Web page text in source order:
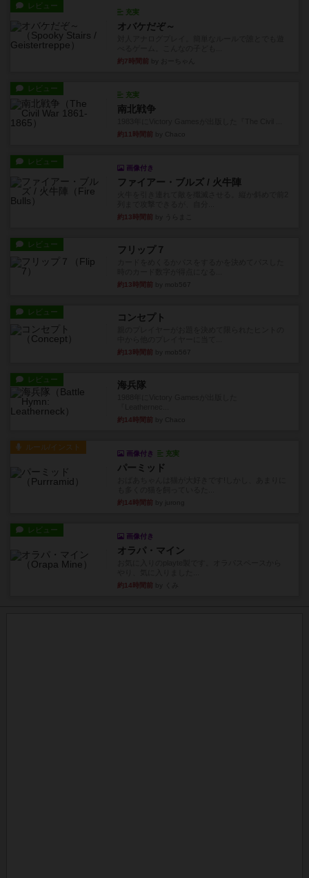
レビュー
充実
オバケだぞ～
約7時間前
レビュー
充実
南北戦争
約11時間前
レビュー
画像付き
ファイアー・ブルズ / 火牛陣
約13時間前
レビュー フリップ７
約13時間前
レビュー コンセプト
約13時間前
レビュー 海兵隊
約14時間前
ルール/インスト
画像付き 充実
パーミッド
約14時間前
レビュー
画像付き
オラパ・マイン
約14時間前